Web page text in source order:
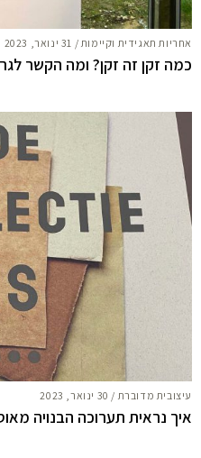
אחריות תאגידית וקיימות / 31 ינואר, 2023
כמה זקן זה זקן? ומה הקשר
עיצובית מדוברת / 30 ינואר, 2023
איך נראית תערוכה הבנויה